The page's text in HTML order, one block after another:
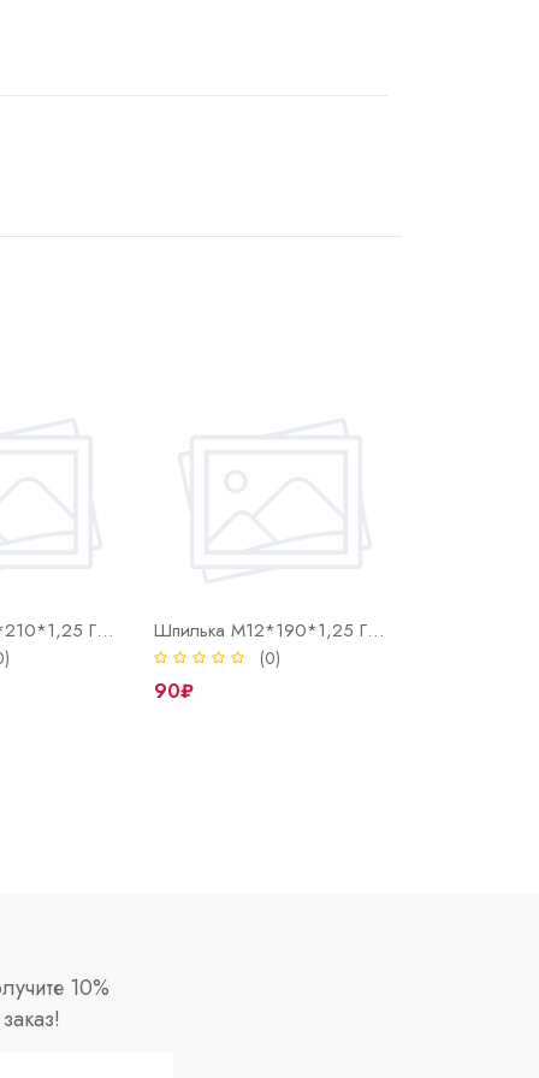
Шпилька М12*210*1,25 ГБЦ дв.402 Шпилька М12*190*1,25 ГБЦ дв.402
(0)
90₽
10%